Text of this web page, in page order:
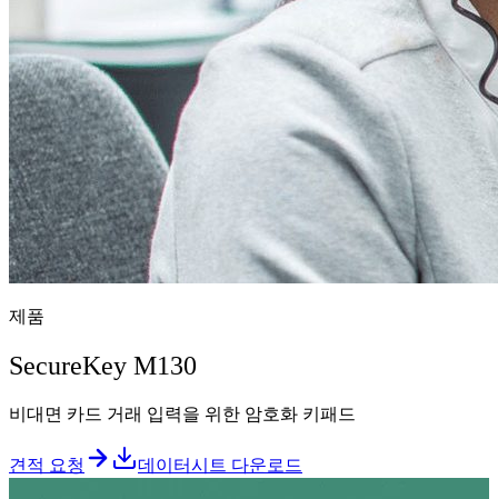
제품
SecureKey M130
비대면 카드 거래 입력을 위한 암호화 키패드
견적 요청 데이터시트 다운로드